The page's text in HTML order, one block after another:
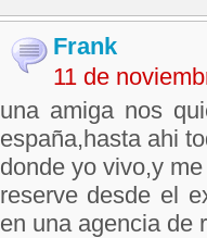
Frank
11 de
una amiga nos
españa,hasta ahi
donde yo vivo,y
reserve desde el
en una agencia de